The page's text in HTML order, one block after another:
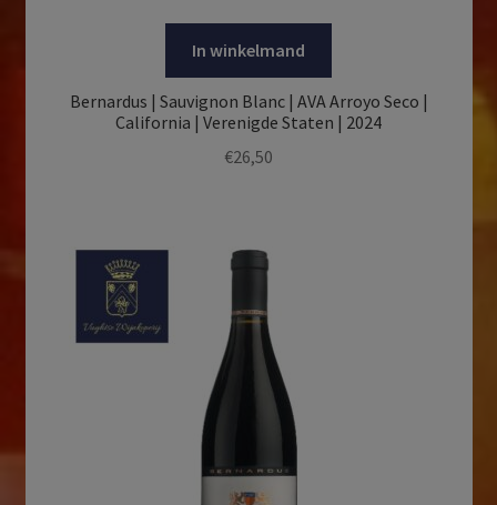
In winkelmand
Bernardus | Sauvignon Blanc | AVA Arroyo Seco |
California | Verenigde Staten | 2024
€26,50